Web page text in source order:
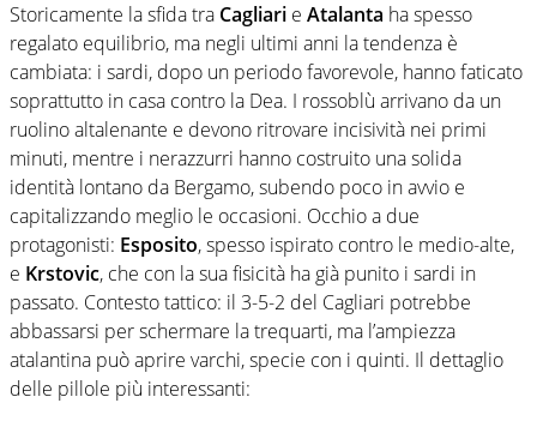
Storicamente la sfida tra Cagliari e Atalanta ha spesso
regalato equilibrio, ma negli ultimi anni la tendenza è
cambiata: i sardi, dopo un periodo favorevole, hanno faticato
soprattutto in casa contro la Dea. I rossoblù arrivano da un
ruolino altalenante e devono ritrovare incisività nei primi
minuti, mentre i nerazzurri hanno costruito una solida
identità lontano da Bergamo, subendo poco in avvio e
capitalizzando meglio le occasioni. Occhio a due
protagonisti: Esposito, spesso ispirato contro le medio-alte,
e Krstovic, che con la sua fisicità ha già punito i sardi in
passato. Contesto tattico: il 3-5-2 del Cagliari potrebbe
abbassarsi per schermare la trequarti, ma l’ampiezza
atalantina può aprire varchi, specie con i quinti. Il dettaglio
delle pillole più interessanti: